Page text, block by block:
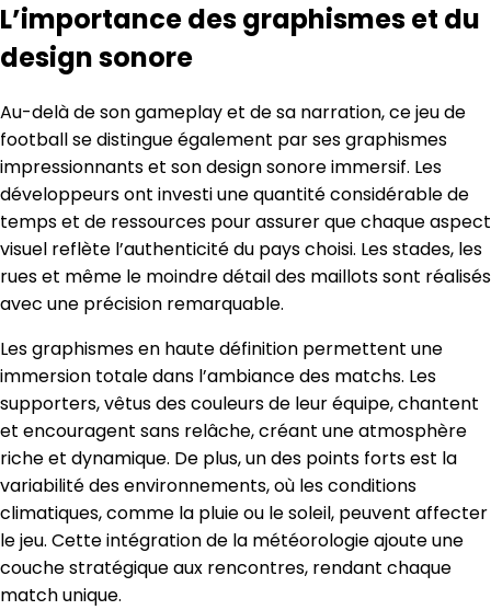
L’importance des graphismes et du
design sonore
Au-delà de son gameplay et de sa narration, ce jeu de
football se distingue également par ses graphismes
impressionnants et son design sonore immersif. Les
développeurs ont investi une quantité considérable de
temps et de ressources pour assurer que chaque aspect
visuel reflète l’authenticité du pays choisi. Les stades, les
rues et même le moindre détail des maillots sont réalisés
avec une précision remarquable.
Les graphismes en haute définition permettent une
immersion totale dans l’ambiance des matchs. Les
supporters, vêtus des couleurs de leur équipe, chantent
et encouragent sans relâche, créant une atmosphère
riche et dynamique. De plus, un des points forts est la
variabilité des environnements, où les conditions
climatiques, comme la pluie ou le soleil, peuvent affecter
le jeu. Cette intégration de la météorologie ajoute une
couche stratégique aux rencontres, rendant chaque
match unique.